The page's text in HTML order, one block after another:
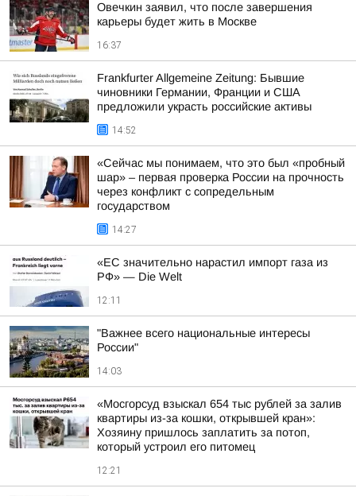
Овечкин заявил, что после завершения
карьеры будет жить в Москве
16:37
Frankfurter Allgemeine Zeitung: Бывшие
чиновники Германии, Франции и США
предложили украсть российские активы
14:52
«Сейчас мы понимаем, что это был «пробный
шар» – первая проверка России на прочность
через конфликт с сопредельным
государством
14:27
«ЕС значительно нарастил импорт газа из
РФ» — Die Welt
12:11
"Важнее всего национальные интересы
России"
14:03
«Мосгорсуд взыскал 654 тыс рублей за залив
квартиры из-за кошки, открывшей кран»:
Хозяину пришлось заплатить за потоп,
который устроил его питомец
12:21